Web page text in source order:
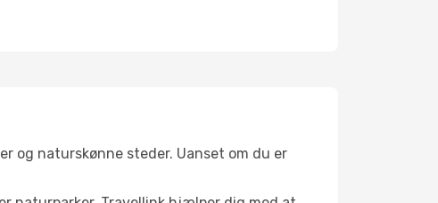
og naturskønne steder. Uanset om du er